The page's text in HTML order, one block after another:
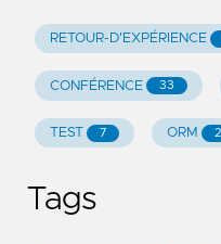
RETOUR-D'EXPÉRIENCE
CONFÉRENCE 33
TEST 7 ORM 2
Tags